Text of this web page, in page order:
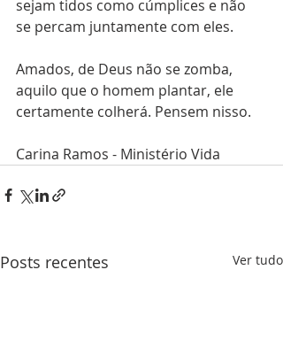
sejam tidos como cúmplices e não
se percam juntamente com eles.
Amados, de Deus não se zomba,
aquilo que o homem plantar, ele
certamente colherá. Pensem nisso.
Carina Ramos - Ministério Vida
Posts recentes Ver tudo